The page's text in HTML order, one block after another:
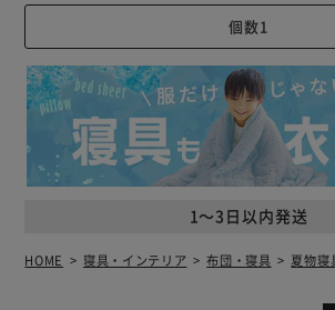
1～3日以内発送
HOME 寝具・インテリア 布団・寝具 夏物寝